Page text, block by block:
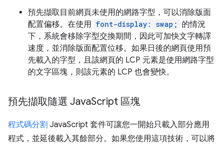
預先擷取目前網頁未使用的網路字型，可以消除版面
配置偏移。在使用 font-display: swap;
的情況
下，系統會移除字型交換期間，因此可加快文字轉譯
速度，並消除版面配置位移。如果日後的網頁使用預
先載入的字型，且該網頁的 LCP 元素是使用網路字型
的文字區塊，則該元素的 LCP 也會變快。
預先擷取隨選 JavaScript 區塊
程式碼分割 JavaScript 套件可讓您一開始只載入部分應用
程式，並延後載入其餘部分。如果您使用這項技術，可以將